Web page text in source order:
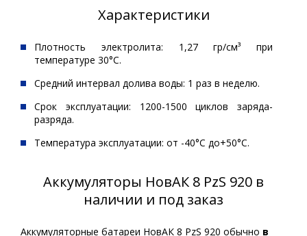
Характеристики
Плотность электролита: 1,27 гр/см³ при
температуре 30°С.
Средний интервал долива воды: 1 раз в неделю.
Срок эксплуатации: 1200-1500 циклов заряда-
разряда.
Температура эксплуатации: от -40°С до+50°С.
Аккумуляторы НовАК 8 PzS 920 в
наличии и под заказ
Аккумуляторные батареи НовАК 8 PzS 920 обычно в